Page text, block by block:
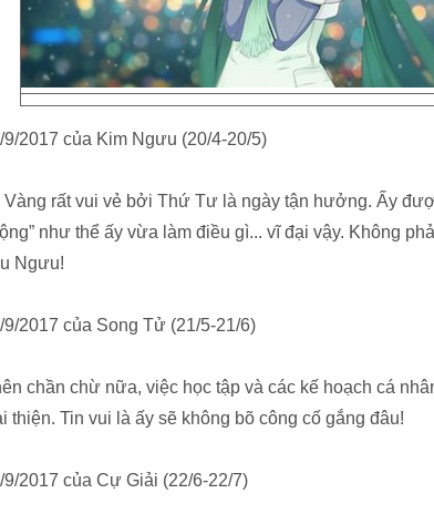
2017 của Kim Ngưu (20/4-20/5)
Vàng rất vui vẻ bởi Thứ Tư là ngày tận hưởng. Ấy
như thể ấy vừa làm điều gì... vĩ đại vậy. Không
Ngưu!
2017 của Song Tử (21/5-21/6)
chần chừ nữa, việc học tập và các kế hoạch cá
thiện. Tin vui là ấy sẽ không bõ công cố gắng đâu!
2017 của Cự Giải (22/6-22/7)